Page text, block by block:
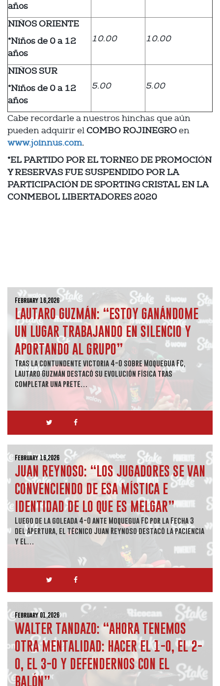
años
NIÑOS ORIENTE
*Niños de 0 a 12
años
10.00 10.00
NIÑOS SUR
*Niños de 0 a 12
años
5.00 5.00
Cabe recordarle a nuestros hinchas que aún
pueden adquirir elCOMBO ROJINEGROen
www.joinnus.com.
*EL PARTIDO POR EL TORNEO DE PROMOCIÓN
Y RESERVAS FUE SUSPENDIDO POR LA
PARTICIPACIÓN DE SPORTING CRISTAL EN LA
CONMEBOL LIBERTADORES 2020
February 16,2026
LAUTARO GUZMÁN: “ESTOY GANÁNDOME
UN LUGAR TRABAJANDO EN SILENCIO Y
APORTANDO AL GRUPO”
Tras la contundente victoria 4-0 sobre Moquegua FC,
Lautaro Guzmán destacó su evolución física tras
completar una prete…
February 16,2026
JUAN REYNOSO: “LOS JUGADORES SE VAN
CONVENCIENDO DE ESA MÍSTICA E
IDENTIDAD DE LO QUE ES MELGAR”
Luego de la goleada 4-0 ante Moquegua FC por la Fecha 3
del Apertura, el técnico Juan Reynoso destacó la paciencia
y el…
February 01,2026
WALTER TANDAZO: “AHORA TENEMOS
OTRA MENTALIDAD: HACER EL 1-0, EL 2-
0, EL 3-0 Y DEFENDERNOS CON EL
BALÓN”